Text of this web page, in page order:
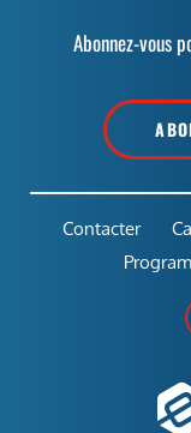
Abonnez-vous
Contacter